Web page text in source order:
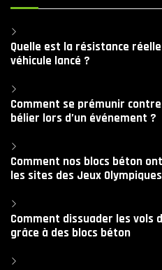
Quelle est la résistance
véhicule lancé ?
Comment se prémunir
bélier lors d’un événement ?
Comment nos blocs béton
les sites des Jeux
Comment dissuader les vols
grâce à des blocs béton